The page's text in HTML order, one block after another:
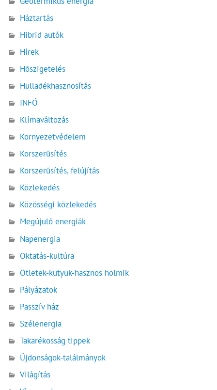
Háztartás
Hibrid autók
Hírek
Hőszigetelés
Hulladékhasznosítás
INFÓ
Klímaváltozás
Környezetvédelem
Korszerűsítés
Korszerűsítés, felújítás
Közlekedés
Közösségi közlekedés
Megújuló energiák
Napenergia
Oktatás-kultúra
Ötletek-kütyük-hasznos holmik
Pályázatok
Passzív ház
Szélenergia
Takarékosság tippek
Újdonságok-találmányok
Világítás